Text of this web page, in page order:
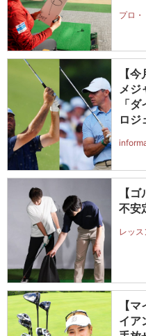
プロ
【
メジ
「
ロジ
ット
【
不安
レッス
【
イア